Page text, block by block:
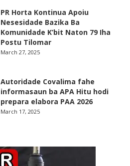
PR Horta Kontinua Apoiu
Nesesidade Bazika Ba
Komunidade K’bit Naton 79 Iha
Postu Tilomar
March 27, 2025
Autoridade Covalima fahe
informasaun ba APA Hitu hodi
prepara elabora PAA 2026
March 17, 2025